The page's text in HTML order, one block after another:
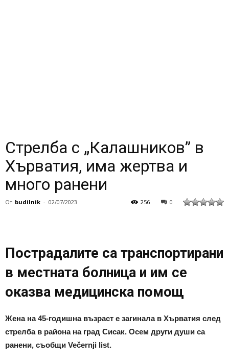
Стрелба с „Калашников” в
Хърватия, има жертва и
много ранени
От budilnik - 02/07/2023 0
256
Пострадалите са транспортирани
в местната болница и им се
оказва медицинска помощ
Жена на 45-годишна възраст е загинала в Хърватия след
стрелба в района на град Сисак. Осем други души са
ранени, съобщи Večernji list.